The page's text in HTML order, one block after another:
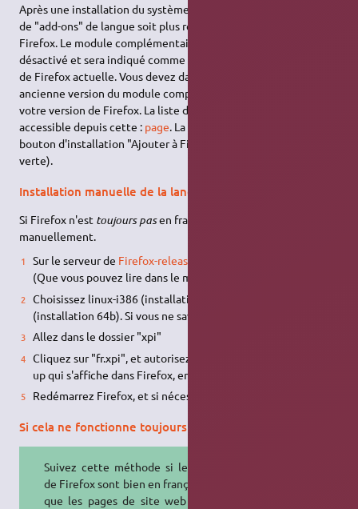
Après une installation du système, il peut arriver que la version
de "add-ons" de langue soit plus récente que la version de
Firefox. Le module complémentaire apparaîtra donc comme
désactivé et sera indiqué comme incompatible avec la version
de Firefox actuelle. Vous devez dans ce cas installer une
ancienne version du module complémentaire correspondante à
votre version de Firefox. La liste des versions de ce module est
accessible depuis cette : page . La bonne version possédera un
bouton d'installation "Ajouter à Firefox" cliquable (de couleur
verte).
Installation manuelle de la langue
Si Firefox n'est toujours pasen français, on va l'installer
manuellement.
Sur le serveur de Firefox-releases
(Que vous pouvez lire dans le menu 'Aide' / 'À propos')
Choisissez linux-i386 (installation 32b) ou linux-x86_64
(installation 64b). Si vous ne savez pas choisissez linux-i386.
Allez dans le dossier "xpi"
Cliquez sur "fr.xpi", et autorisez son installation dans le pop-
up qui s'affiche dans Firefox, en haut à gauche.
Redémarrez Firefox, et si nécessaire,
Si cela ne fonctionne toujours pas
Suivez cette méthode si les menus
de Firefox sont bien en français, mais
que les pages de site web français